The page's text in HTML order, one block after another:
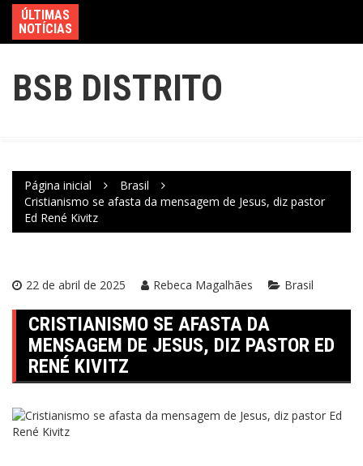
ÚLTIMAS
NOTÍCIAS
BSB DISTRITO
Página inicial
Brasil
Cristianismo se afasta da mensagem de Jesus, diz pastor
Ed René Kivitz
22 de abril de 2025 Rebeca Magalhães Brasil
CRISTIANISMO SE AFASTA DA
MENSAGEM DE JESUS, DIZ PASTOR ED
RENÉ KIVITZ